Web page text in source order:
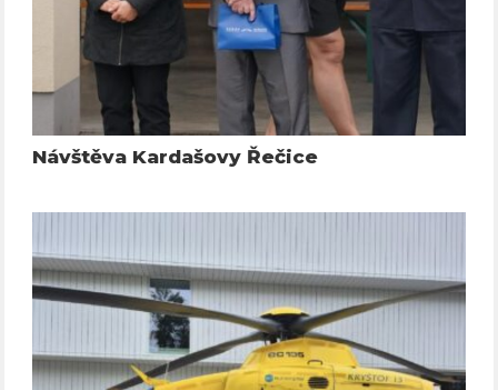
Návštěva Kardašovy Řečice